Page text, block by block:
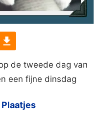
de tweede dag van
een fijne dinsdag